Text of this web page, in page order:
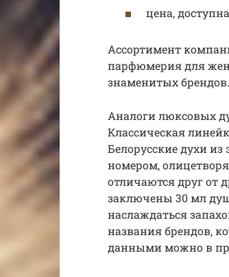
цена,
Ассортимент
парфюмерия для
знаменитых брендов.
Аналоги люксовых
Классическая
Белорусские духи
номером,
отличаются друг от
заключены 30 мл
наслаждаться
названия брендов,
данными можно в